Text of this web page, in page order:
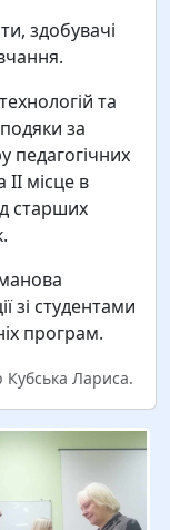
здобувачі
та
за
педагогічних
місце в
старших
зі студентами
програм.
Кубська Лариса.